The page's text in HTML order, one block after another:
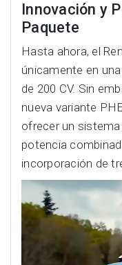
Innovación y
Paquete
Hasta ahora, el
únicamente en
de 200 CV. Sin
nueva variante
ofrecer un
potencia
incorporación de